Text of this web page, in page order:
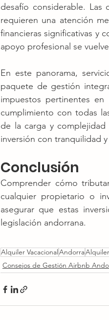
desafío considerable.
requieren una atención
financieras significativas y
apoyo profesional se
En este panorama,
paquete de gestión
impuestos pertinentes
cumplimiento con todas
de la carga y
inversión con tranquilidad
Conclusión
Comprender cómo
cualquier propietario o
asegurar que estas
legislación andorrana.
Alquiler Vacacional Andorra
Consejos de Gestión Airbnb